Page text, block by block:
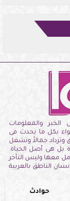
والمعلومات
بكل ما يحدث فى
وتزداد جمالاً وتشغل
بل هى أصل الحياة.
معها وليس التأخر
الناطق بالعربية
حوادث